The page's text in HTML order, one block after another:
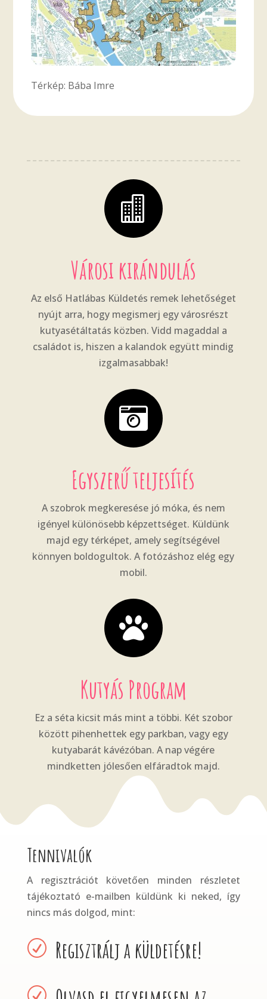
Térkép: Bába Imre

Városi kirándulás
Az első Hatlábas Küldetés remek lehetőséget
nyújt arra, hogy megismerj egy városrészt
kutyasétáltatás közben. Vidd magaddal a
családot is, hiszen a kalandok együtt mindig
izgalmasabbak!

Egyszerű teljesítés
A szobrok megkeresése jó móka, és nem
igényel különösebb képzettséget. Küldünk
majd egy térképet, amely segítségével
könnyen boldogultok. A fotózáshoz elég egy
mobil.

Kutyás Program
Ez a séta kicsit más mint a többi. Két szobor
között pihenhettek egy parkban, vagy egy
kutyabarát kávézóban. A nap végére
mindketten jólesően elfáradtok majd.
Tennivalók
A regisztrációt követően minden részletet
tájékoztató e-mailben küldünk ki neked, így
nincs más dolgod, mint:
R Regisztrálj a küldetésre!